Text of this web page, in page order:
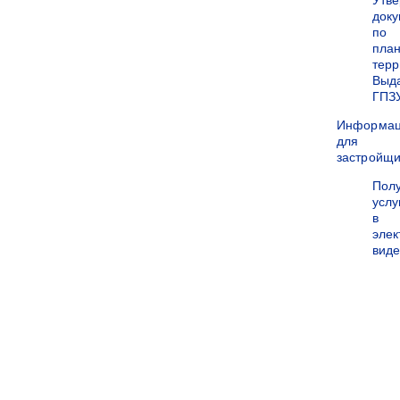
по
для
в
виде